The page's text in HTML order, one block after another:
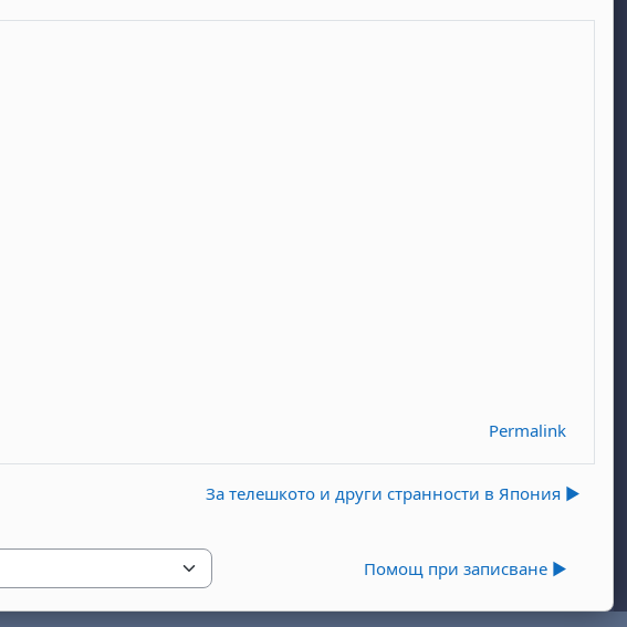
Permalink
За телешкото и други странности в Япония ▶︎
Помощ при записване ▶︎